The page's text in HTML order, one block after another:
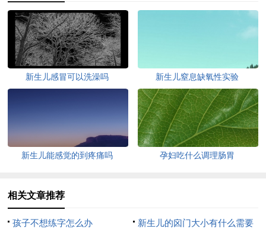
新生儿感冒可以洗澡吗 新生儿窒息缺氧性实验
新生儿能感觉的到疼痛吗 孕妇吃什么调理肠胃
相关文章推荐
孩子不想练字怎么办 新生儿的囟门大小有什么需要